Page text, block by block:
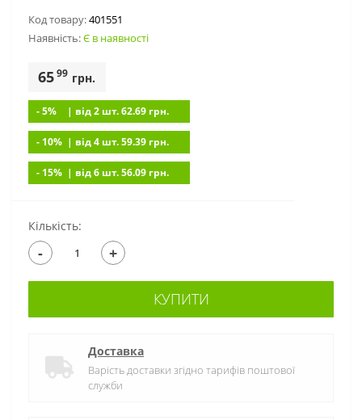
Код товару:401551
Наявність:Є в наявності
6599 грн.
- 5% | вiд 2 шт. 62.69 грн.
- 10% | вiд 4 шт. 59.39 грн.
- 15% | вiд 6 шт. 56.09 грн.
Кількість:
- +
КУПИТИ
Доставка
Варість доставки згідно тарифів поштової
служби